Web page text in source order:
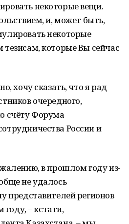
некоторые вещи.
и, может быть,
некоторые
которые Вы сейчас
хочу сказать, что я рад
очередного,
счёту Форума
России и
в прошлом году из-
не удалось
представителей регионов
году, – кстати,